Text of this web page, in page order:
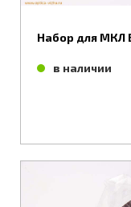
Набор для МКЛ
в наличии